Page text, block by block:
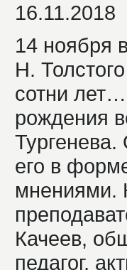
16.11.2018
14 ноября
Н.
сотни
рождения
его в
мнениями.
Качеев,
педагог,